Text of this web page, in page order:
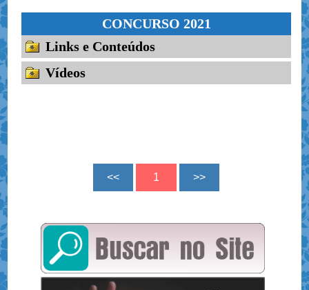
CONCURSO 2021
Links e Conteúdos
Vídeos